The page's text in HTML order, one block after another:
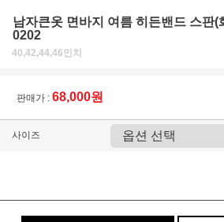
남자큰옷 면바지 여름 히든밴드 스판
0202
40,42,44,46인치
판매가 : 68,000원
사이즈